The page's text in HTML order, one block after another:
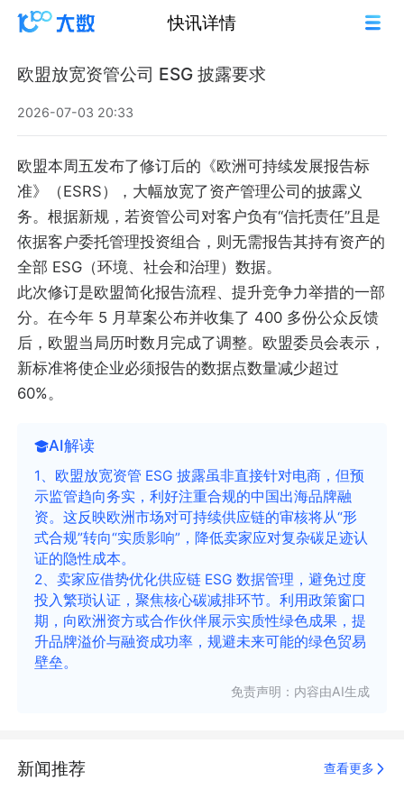
快讯详情
欧盟放宽资管公司 ESG 披露要求
2026-07-03 20:33
欧盟本周五发布了修订后的《欧洲可持续发展报告标
准》（ESRS），大幅放宽了资产管理公司的披露义
务。根据新规，若资管公司对客户负有“信托责任”且是
依据客户委托管理投资组合，则无需报告其持有资产的
全部 ESG（环境、社会和治理）数据。
此次修订是欧盟简化报告流程、提升竞争力举措的一部
分。在今年 5 月草案公布并收集了 400 多份公众反馈
后，欧盟当局历时数月完成了调整。欧盟委员会表示，
新标准将使企业必须报告的数据点数量减少超过
60%。
AI解读
1、欧盟放宽资管 ESG 披露虽非直接针对电商，但预
示监管趋向务实，利好注重合规的中国出海品牌融
资。这反映欧洲市场对可持续供应链的审核将从“形
式合规”转向“实质影响”，降低卖家应对复杂碳足迹认
证的隐性成本。
2、卖家应借势优化供应链 ESG 数据管理，避免过度
投入繁琐认证，聚焦核心碳减排环节。利用政策窗口
期，向欧洲资方或合作伙伴展示实质性绿色成果，提
升品牌溢价与融资成功率，规避未来可能的绿色贸易
壁垒。
免责声明：内容由AI生成
新闻推荐 查看更多